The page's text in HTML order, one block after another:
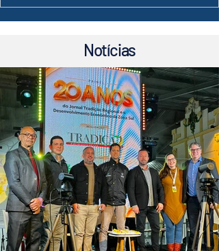
para coordenar os trabalhos da organização. A
transição ocorreu simultaneamente e deve marcar
início de uma nova etapa de sua trajetória d
Notícias